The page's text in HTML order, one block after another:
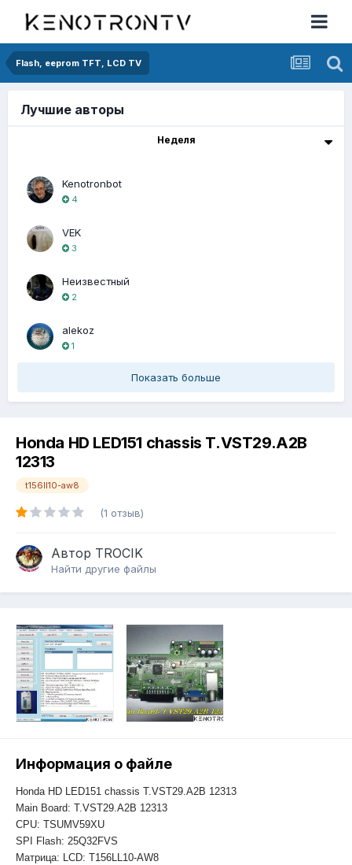
Flash, eeprom TFT, LCD TV
Лучшие авторы
Неделя
Kenotronbot
4
VEK
3
Неизвестный
2
alekoz
1
Показать больше
Honda HD LED151 chassis T.VST29.A2B
12313
t156ll10-aw8
(1 отзыв)
Автор TROCIK
Найти другие файлы
Информация о файле
Honda HD LED151 chassis T.VST29.A2B 12313
Main Board: T.VST29.A2B 12313
CPU: TSUMV59XU
SPI Flash: 25Q32FVS
Матрица: LCD: T156LL10-AW8